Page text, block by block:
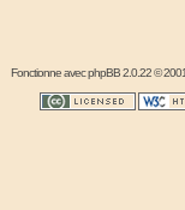
Fonctionne avecphpBB2.0.22 ©